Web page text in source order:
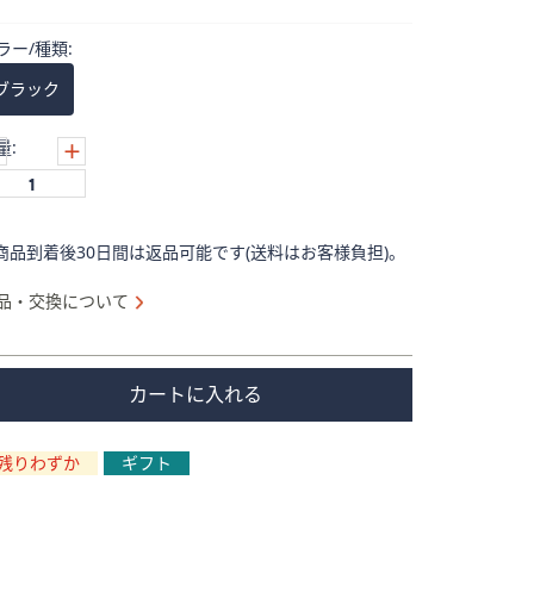
ー/種類:
ラック
:
品到着後30日間は返品可能です(送料はお客様負担)。
・交換について
カートに入れる
りわずか ギフト